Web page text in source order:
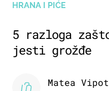
HRANA I PIĆE
5 razloga
jesti grožđe
Matea